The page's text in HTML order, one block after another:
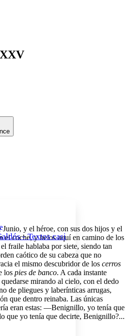
size Increase font size
- Textos casi
y el héroe, con sus dos hijos y el
el coche, y helos aquí en camino de los
fraile hablaba por siete, siendo tan
caótico de su cabeza que no
el mismo descubridor de los cerros
los pies de banco. A cada instante
mirando al cielo, con el dedo
de pliegues y laberínticas arrugas,
que dentro reinaba. Las únicas
eran estas: —Benignillo, yo tenía que
que yo tenía que decirte, Benignillo?...